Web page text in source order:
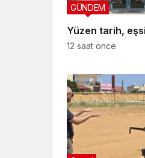
Yüzen tarih,
GÜNDEM
12 saat önce